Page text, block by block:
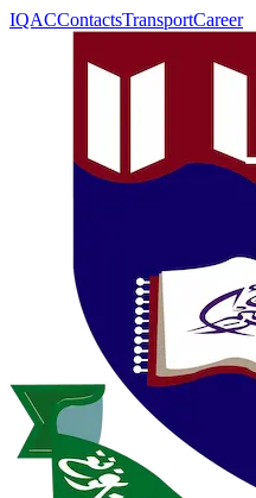
IQACContactsTransportCareer